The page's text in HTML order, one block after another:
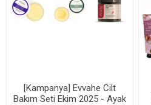
[Kampanya] Evvahe Cilt
Bakım Seti Ekim 2025 - Ayak